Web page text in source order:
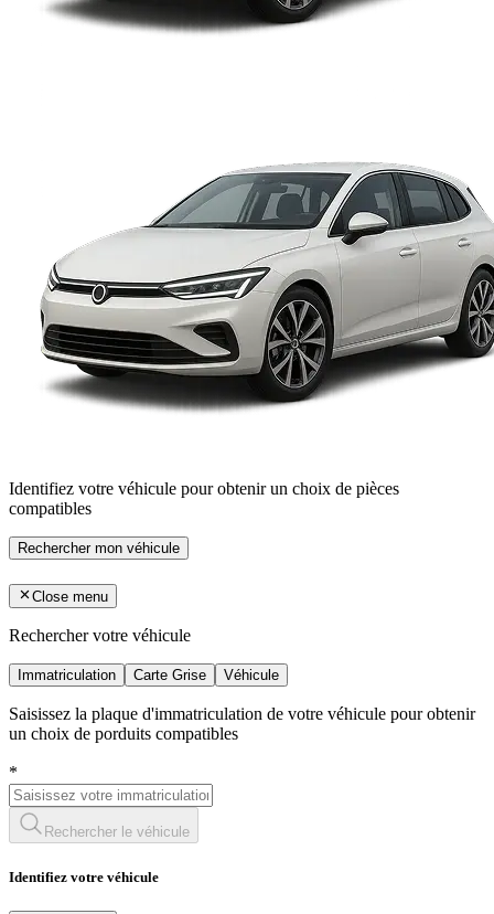
Identifiez votre véhicule pour obtenir un choix de pièces
compatibles
Rechercher mon véhicule
Close menu
Rechercher votre véhicule
Immatriculation Carte Grise Véhicule
Saisissez la plaque d'immatriculation de votre véhicule pour obtenir
un choix de porduits compatibles
*
Rechercher le véhicule
Identifiez votre véhicule